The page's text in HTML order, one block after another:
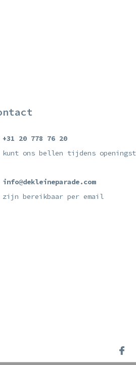
+31 20 778 76 20
ons bellen tijdens
info@dekleineparade.com
zijn bereikbaar per email